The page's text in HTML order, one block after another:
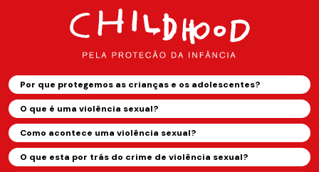
Por que protegemos as crianças e os adolescentes?
O que é uma violência sexual?
Como acontece uma violência sexual?
O que esta por trás do crime de violência sexual?